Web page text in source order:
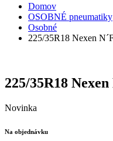
Domov
OSOBNÉ pneumatiky
Osobné
225/35R18 Nexen
225/35R18
Novinka
Na objednávku